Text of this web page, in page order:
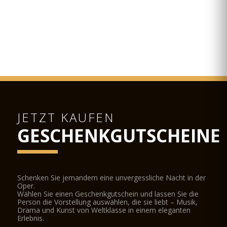
JETZT KAUFEN
GESCHENKGUTSCHEINE
Schenken Sie jemandem eine unvergessliche Nacht in der
Oper.
Wählen Sie einen Geschenkgutschein und lassen Sie die
Person die Vorstellung auswählen, die sie liebt – Musik,
Drama und Kunst von Weltklasse in einem eleganten
Erlebnis.